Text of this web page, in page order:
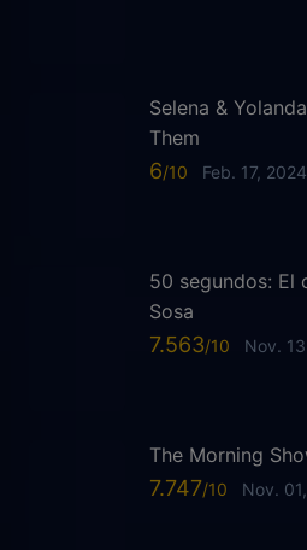
Selena &
Them
6 Feb. 17, 2024
50 segundos: El
Sosa
7.563 Nov.
The Morning
7.747 Nov.